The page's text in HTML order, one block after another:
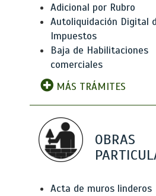
Adicional por Rubro
Autoliquidación Digital
Impuestos
Baja de Habilitaciones
comerciales
MÁS TRÁMITES
OBRAS
Acta de muros linderos